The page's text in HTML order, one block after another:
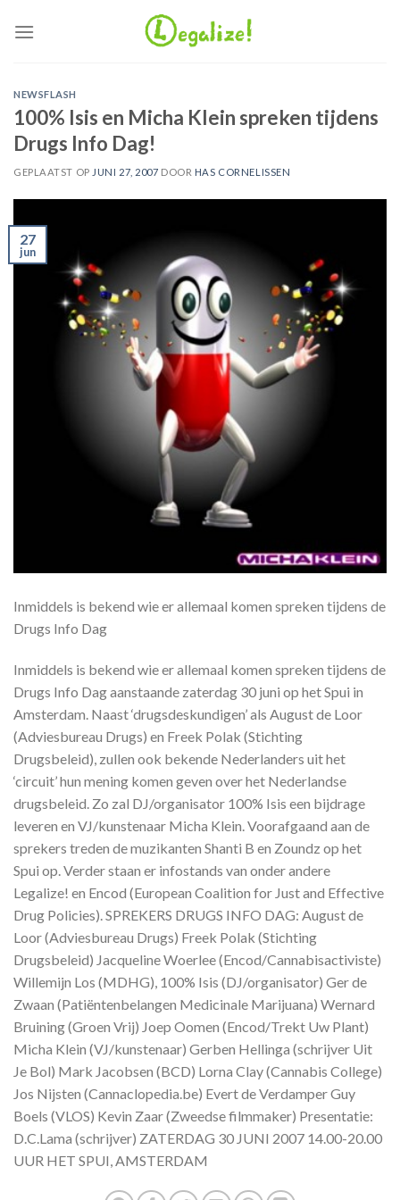
naar
NEWSFLASH
100% Isis en Micha Klein spreken tijdens
Drugs Info Dag!
GEPLAATST OP JUNI 27, 2007 DOOR HAS CORNELISSEN
27
jun
Inmiddels is bekend wie er allemaal komen spreken tijdens de
Drugs Info Dag
Inmiddels is bekend wie er allemaal komen spreken tijdens de
Drugs Info Dag aanstaande zaterdag 30 juni op het Spui in
Amsterdam. Naast ‘drugsdeskundigen’ als August de Loor
(Adviesbureau Drugs) en Freek Polak (Stichting
Drugsbeleid), zullen ook bekende Nederlanders uit het
‘circuit’ hun mening komen geven over het Nederlandse
drugsbeleid. Zo zal DJ/organisator 100% Isis een bijdrage
leveren en VJ/kunstenaar Micha Klein. Voorafgaand aan de
sprekers treden de muzikanten Shanti B en Zoundz op het
Spui op. Verder staan er infostands van onder andere
Legalize! en Encod (European Coalition for Just and Effective
Drug Policies). SPREKERS DRUGS INFO DAG: August de
Loor (Adviesbureau Drugs) Freek Polak (Stichting
Drugsbeleid) Jacqueline Woerlee (Encod/Cannabisactiviste)
Willemijn Los (MDHG), 100% Isis (DJ/organisator) Ger de
Zwaan (Patiëntenbelangen Medicinale Marijuana) Wernard
Bruining (Groen Vrij) Joep Oomen (Encod/Trekt Uw Plant)
Micha Klein (VJ/kunstenaar) Gerben Hellinga (schrijver Uit
Je Bol) Mark Jacobsen (BCD) Lorna Clay (Cannabis College)
Jos Nijsten (Cannaclopedia.be) Evert de Verdamper Guy
Boels (VLOS) Kevin Zaar (Zweedse filmmaker) Presentatie:
D.C.Lama (schrijver) ZATERDAG 30 JUNI 2007 14.00-20.00
UUR HET SPUI, AMSTERDAM